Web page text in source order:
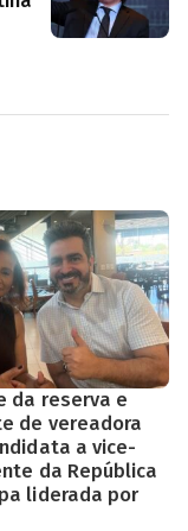
da reserva e
de vereadora
a vice-
da República
liderada por